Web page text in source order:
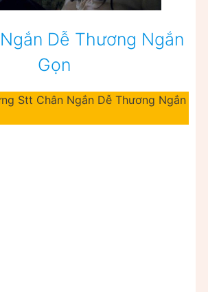
Dễ Thương Ngắn
Gọn
Stt Chân Ngắn Dễ Thương Ngắn